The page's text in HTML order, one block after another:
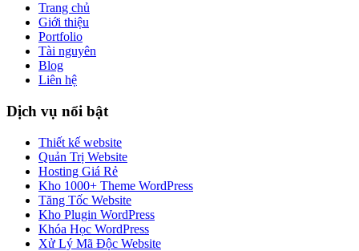
Trang chủ
Giới thiệu
Portfolio
Tài nguyên
Blog
Liên hệ
Dịch vụ nổi bật
Thiết kế website
Quản Trị Website
Hosting Giá Rẻ
Kho 1000+ Theme WordPress
Tăng Tốc Website
Kho Plugin WordPress
Khóa Học WordPress
Xử Lý Mã Độc Website